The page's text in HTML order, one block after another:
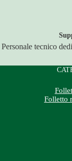
Personale tecnico
Folletto